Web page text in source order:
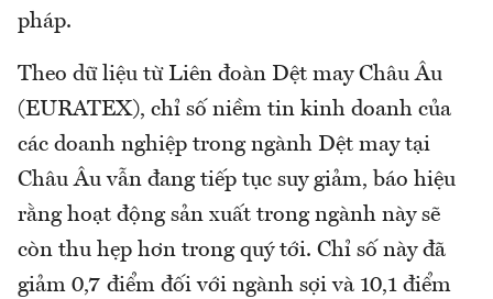
pháp.
Theo dữ liệu từ Liên đoàn Dệt may Châu Âu
(EURATEX), chỉ số niềm tin kinh doanh của
các doanh nghiệp trong ngành Dệt may tại
Châu Âu vẫn đang tiếp tục suy giảm, báo hiệu
rằng hoạt động sản xuất trong ngành này sẽ
còn thu hẹp hơn trong quý tới. Chỉ số này đã
giảm 0,7 điểm đối với ngành sợi và 10,1 điểm